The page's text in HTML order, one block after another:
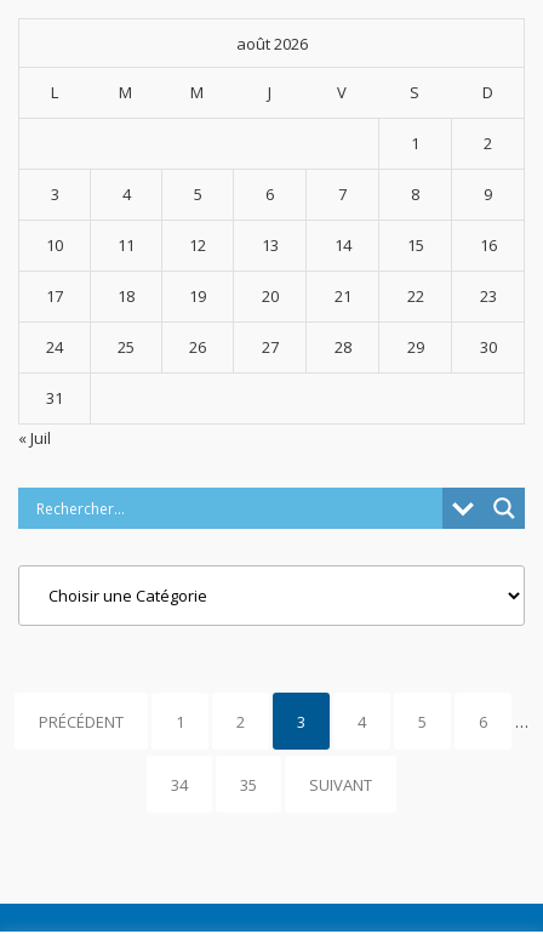
août 2026
L M M J V S D
1 2
3 4 5 6 7 8 9
10 11 12 13 14 15 16
17 18 19 20 21 22 23
24 25 26 27 28 29 30
31
« Juil
PRÉCÉDENT 1 2 3 4 5 6 …
34 35 SUIVANT